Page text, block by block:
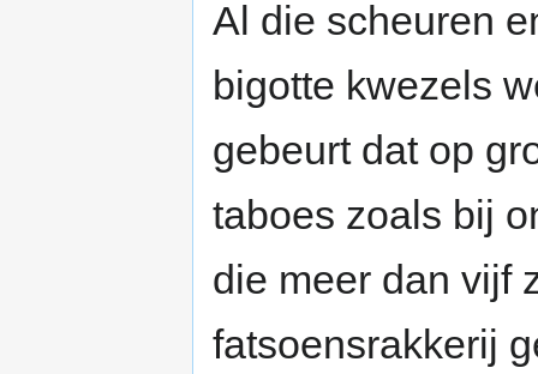
Al die scheuren
bigotte kwezels
gebeurt dat op
taboes zoals bij
die meer dan vijf
fatsoensrakkerij